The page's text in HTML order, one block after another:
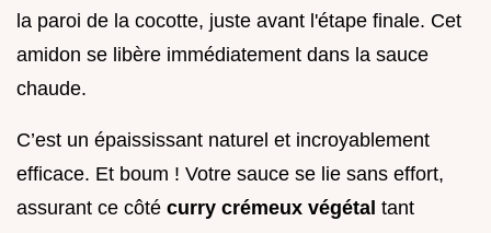
la paroi de la cocotte, juste avant l'étape finale. Cet
amidon se libère immédiatement dans la sauce
chaude.
C’est un épaississant naturel et incroyablement
efficace. Et boum ! Votre sauce se lie sans effort,
assurant ce côté curry crémeux végétal tant